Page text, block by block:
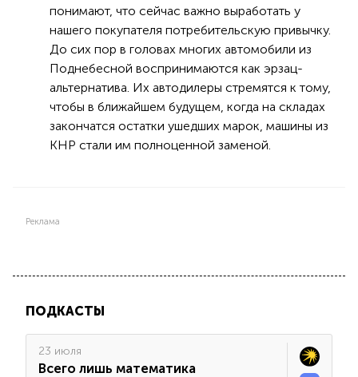
понимают, что сейчас важно выработать у
нашего покупателя потребительскую привычку.
До сих пор в головах многих автомобили из
Поднебесной воспринимаются как эрзац-
альтернатива. Их автодилеры стремятся к тому,
чтобы в ближайшем будущем, когда на складах
закончатся остатки ушедших марок, машины из
КНР стали им полноценной заменой.
Реклама
ПОДКАСТЫ
23 июля
Всего лишь математика